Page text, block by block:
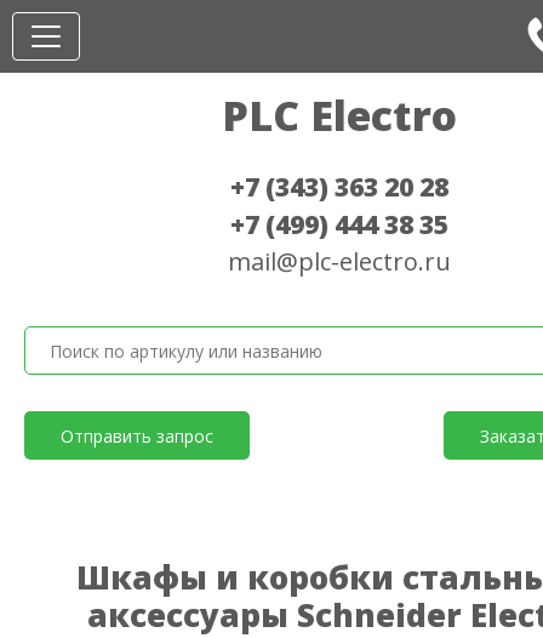
PLC Electro
+7 (343) 363 20 28
+7 (499) 444 38 35
mail@plc-electro.ru
Отправить запрос
Шкафы и коробки
аксессуары Schneider